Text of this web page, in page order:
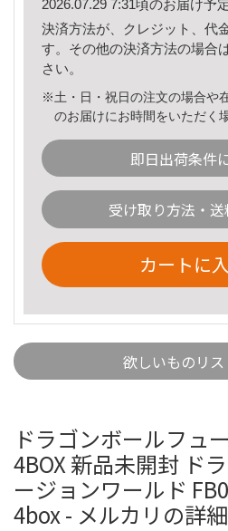
2026.07.29 7:31頃のお届け予
決済方法が、クレジット、代
す。その他の決済方法の場合
さい。
※土・日・祝日の注文の場合や
のお届けにお時間をいただく
即日出荷条件
受け取り方法・
カートに
欲しいものリ
ドラゴンボールフュ
4BOX 新品未開封 ド
ージョンワールド
4box - メルカリの詳